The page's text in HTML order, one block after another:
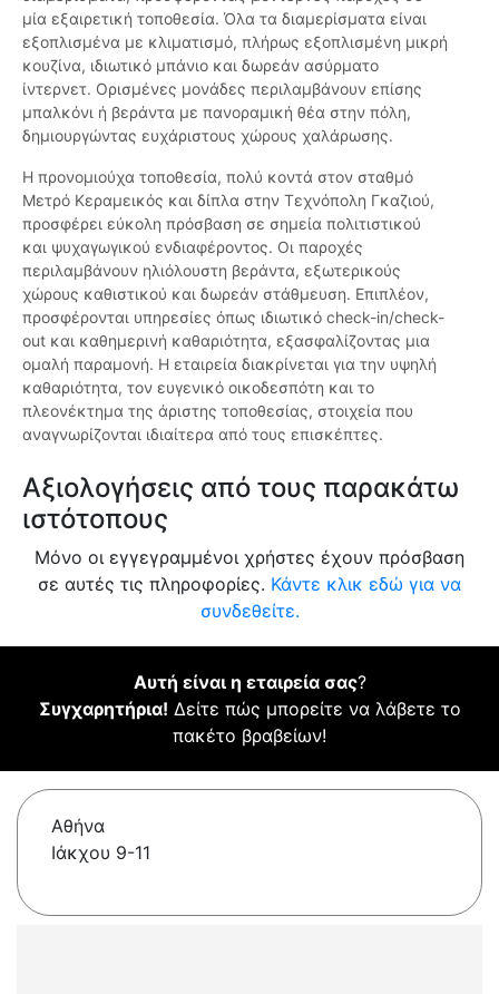
μία εξαιρετική τοποθεσία. Όλα τα διαμερίσματα είναι
εξοπλισμένα με κλιματισμό, πλήρως εξοπλισμένη μικρή
κουζίνα, ιδιωτικό μπάνιο και δωρεάν ασύρματο
ίντερνετ. Ορισμένες μονάδες περιλαμβάνουν επίσης
μπαλκόνι ή βεράντα με πανοραμική θέα στην πόλη,
δημιουργώντας ευχάριστους χώρους χαλάρωσης.
Η προνομιούχα τοποθεσία, πολύ κοντά στον σταθμό
Μετρό Κεραμεικός και δίπλα στην Τεχνόπολη Γκαζιού,
προσφέρει εύκολη πρόσβαση σε σημεία πολιτιστικού
και ψυχαγωγικού ενδιαφέροντος. Οι παροχές
περιλαμβάνουν ηλιόλουστη βεράντα, εξωτερικούς
χώρους καθιστικού και δωρεάν στάθμευση. Επιπλέον,
προσφέρονται υπηρεσίες όπως ιδιωτικό check-in/check-
out και καθημερινή καθαριότητα, εξασφαλίζοντας μια
ομαλή παραμονή. Η εταιρεία διακρίνεται για την υψηλή
καθαριότητα, τον ευγενικό οικοδεσπότη και το
πλεονέκτημα της άριστης τοποθεσίας, στοιχεία που
αναγνωρίζονται ιδιαίτερα από τους επισκέπτες.
Αξιολογήσεις από τους παρακάτω
ιστότοπους
Μόνο οι εγγεγραμμένοι χρήστες έχουν πρόσβαση
σε αυτές τις πληροφορίες. Κάντε κλικ εδώ για να
συνδεθείτε.
Αυτή είναι η εταιρεία σας?
Συγχαρητήρια! Δείτε πώς μπορείτε να λάβετε το
πακέτο βραβείων!
Αθήνα
Ιάκχου 9-11